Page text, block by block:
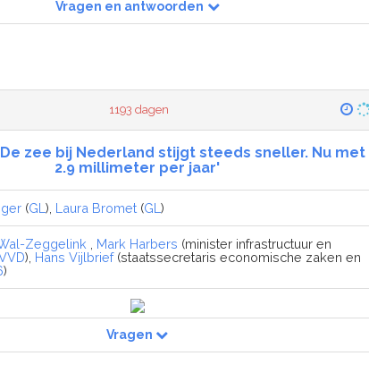
Vragen en antwoorden
1193 dagen
zee bij Nederland stijgt steeds sneller. Nu met
2.9 millimeter per jaar'
(GL ), Laura Bromet (GL )
Zeggelink Mark Harbers (minister infrastructuur en
), Hans Vijlbrief(staatssecretaris economische zaken en
)
Vragen